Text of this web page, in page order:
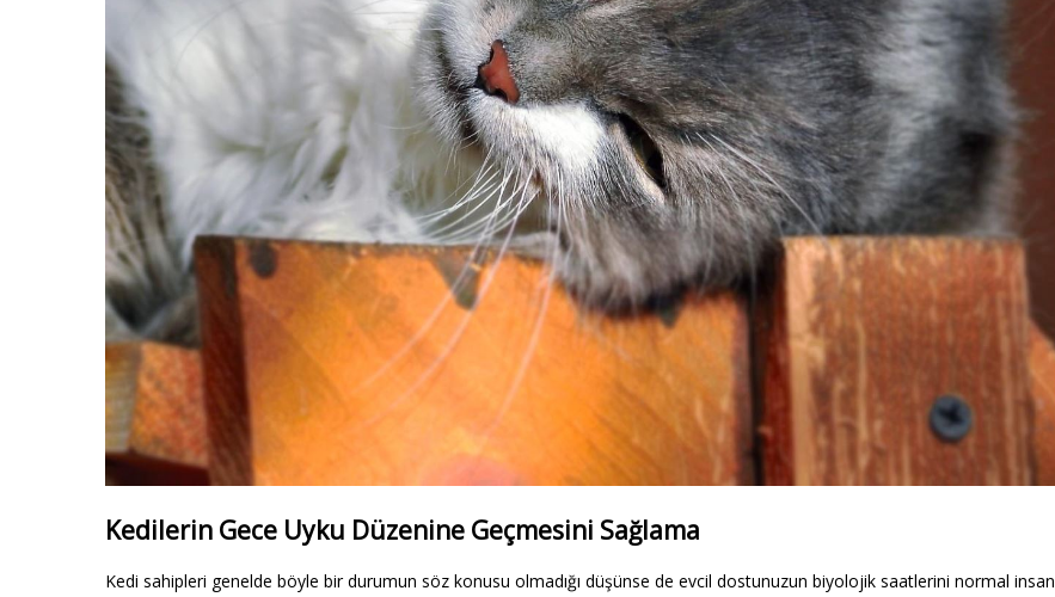
Kedilerin Gece Uyku Düzenine Geçmesini Sağlama
Kedi sahipleri genelde böyle bir durumun söz konusu olmadığı düşünse de evcil dostunuzun biyolojik saatlerini normal insan